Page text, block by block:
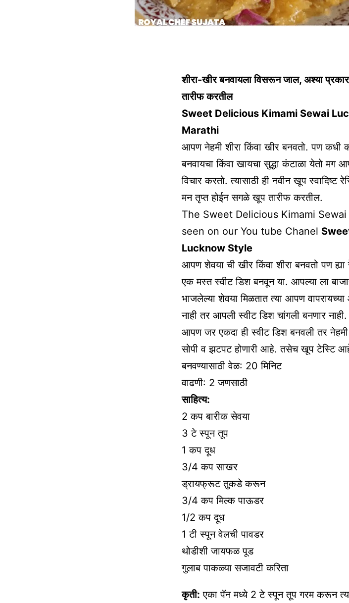
शीरा-खीर बनवायला विसरून जाल, अश्या
तारीफ करतील
Sweet Delicious Kimami Sewai
Marathi
आपण नेहमी शीरा किंवा खीर बनवतो. पण कधी
बनवायचा किंवा खायचा सुद्धा कंटाळा येतो मग
विचार करतो. त्यासाठी ही नवीन खूप
मन तृप्त होईन सगळे खूप तारीफ करतील.
The Sweet Delicious Kimami
seen on our You tube Chanel
Lucknow Style
आपण शेवया ची खीर किंवा शीरा बनवतो पण ह्या
एक मस्त स्वीट डिश बनवून या. आपल्या ला
भाजलेल्या शेवया मिळतात त्या आपण
नाही तर आपली स्वीट डिश चांगली बनणार नाही.
आपण जर एकदा ही स्वीट डिश बनवली तर
सोपी व झटपट होणारी आहे. तसेच खूप टेस्टि
बनवण्यासाठी वेळ: 20 मिनिट
वाढणी: 2 जणसाठी
साहित्य:
2 कप बारीक सेवया
3 टे स्पून तूप
1 कप दूध
3/4 कप साखर
ड्रायफ्रूट तुकडे करून
3/4 कप मिल्क पाऊडर
1/2 कप दूध
1 टी स्पून वेलची पावडर
थोडीशी जायफळ पूड
गुलाब पाकळ्या सजावटी करिता
कृती: एका पॅन मध्ये 2 टे स्पून तूप गरम करून